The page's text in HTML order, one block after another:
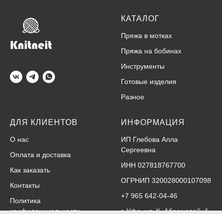
КАТАЛОГ
Пряжа в мотках
Пряжа на бобинах
Инструменты
Готовые изделия
Разное
ДЛЯ КЛИЕНТОВ
О нас
Оплата и доставка
Как заказать
Контакты
Политика
конфиденциальности
ИНФОРМАЦИЯ
ИП Глебова Алла
Сергеевна
ИНН 027818767700
ОГРНИП 320028000107098
+7 965 642-04-46
г. Уфа, ул. К. Абрамовой, 1,